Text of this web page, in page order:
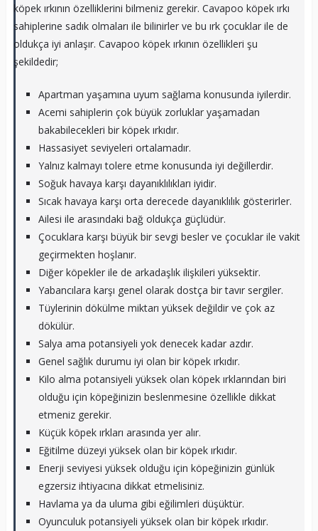
köpek ırkının özelliklerini bilmeniz gerekir. Cavapoo köpek ırkı
sahiplerine sadık olmaları ile bilinirler ve bu ırk çocuklar ile de
oldukça iyi anlaşır. Cavapoo köpek ırkının özellikleri şu
şekildedir;
Apartman yaşamına uyum sağlama konusunda iyilerdir.
Acemi sahiplerin çok büyük zorluklar yaşamadan
bakabilecekleri bir köpek ırkıdır.
Hassasiyet seviyeleri ortalamadır.
Yalnız kalmayı tolere etme konusunda iyi değillerdir.
Soğuk havaya karşı dayanıklılıkları iyidir.
Sıcak havaya karşı orta derecede dayanıklılık gösterirler.
Ailesi ile arasındaki bağ oldukça güçlüdür.
Çocuklara karşı büyük bir sevgi besler ve çocuklar ile vakit
geçirmekten hoşlanır.
Diğer köpekler ile de arkadaşlık ilişkileri yüksektir.
Yabancılara karşı genel olarak dostça bir tavır sergiler.
Tüylerinin dökülme miktarı yüksek değildir ve çok az
dökülür.
Salya ama potansiyeli yok denecek kadar azdır.
Genel sağlık durumu iyi olan bir köpek ırkıdır.
Kilo alma potansiyeli yüksek olan köpek ırklarından biri
olduğu için köpeğinizin beslenmesine özellikle dikkat
etmeniz gerekir.
Küçük köpek ırkları arasında yer alır.
Eğitilme düzeyi yüksek olan bir köpek ırkıdır.
Enerji seviyesi yüksek olduğu için köpeğinizin günlük
egzersiz ihtiyacına dikkat etmelisiniz.
Havlama ya da uluma gibi eğilimleri düşüktür.
Oyunculuk potansiyeli yüksek olan bir köpek ırkıdır.